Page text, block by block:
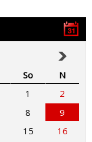
So
N
1
2
8
9
15
16